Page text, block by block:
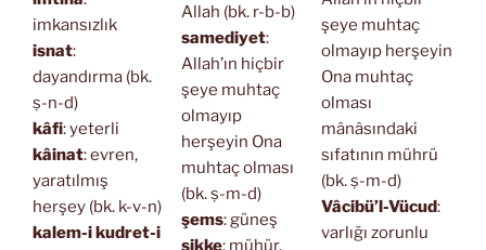
imkansızlık
isnat:
dayandırma (bk.
ṣ-n-d)
kâfi: yeterli
kâinat: evren,
yaratılmış
herşey (bk. k-v-n)
kalem-i kudret-i
Allah (bk. r-b-b)
samediyet:
Allah’ın hiçbir
şeye muhtaç
olmayıp
herşeyin Ona
muhtaç olması
(bk. ṣ-m-d)
şems: güneş
sikke: mühür,
şeye muhtaç
olmayıp herşeyin
Ona muhtaç
olması
mânâsındaki
sıfatının mührü
(bk. ṣ-m-d)
Vâcibü’l-Vücud:
varlığı zorunlu